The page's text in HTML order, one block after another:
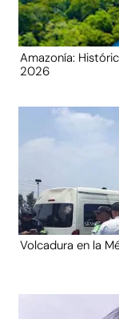
Amazonía:
2026
Volcadura en la